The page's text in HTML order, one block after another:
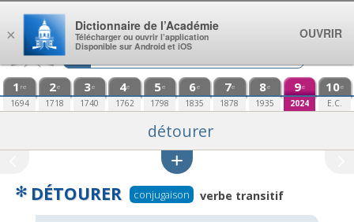
Aller au contenu
1 re
1694
2e
1718
3e
1740
4e
1762
5e
1798
6e
1835
7e
1878
8e
1935
9e
2024
10e
E.C.
détourer
✻ DÉTOURER conjugaison verbe transitif
×
Dictionnaire de l’Académie
Télécharger ou ouvrir l’application
Disponible sur Android et iOS
OUVRIR